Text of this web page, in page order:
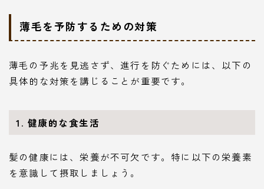
薄毛を予防するための対策
薄毛の予兆を見逃さず、進行を防ぐためには、以下の
具体的な対策を講じることが重要です。
1. 健康的な食生活
髪の健康には、栄養が不可欠です。特に以下の栄養素
を意識して摂取しましょう。